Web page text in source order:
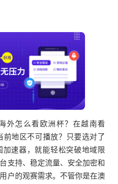
外怎么看欧洲杯？在越南看
前地区不可播放？只要选对了
加速器，就能轻松突破地域限
支持、稳定流量、安全加密和
户的观赛需求。不管你是在澳